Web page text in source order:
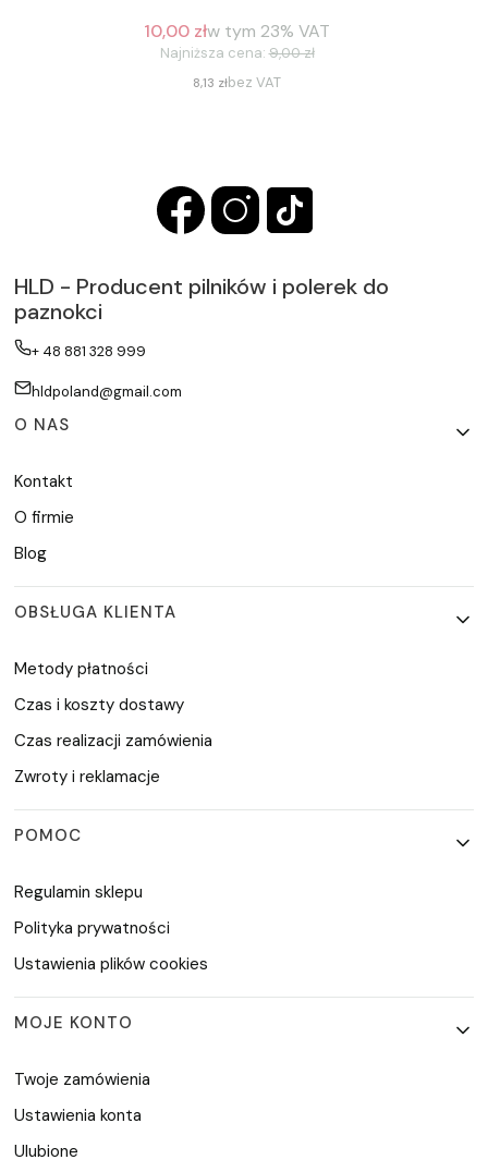
10,00 złw tym 23% VAT
Najniższa cena: 9,00 zł
Cena
8,13 złbez VAT
HLD - Producent pilników i polerek do
paznokci
+ 48 881 328 999
hldpoland@gmail.com
Linki w stopce
O NAS
Kontakt
O firmie
Blog
OBSŁUGA KLIENTA
Metody płatności
Czas i koszty dostawy
Czas realizacji zamówienia
Zwroty i reklamacje
POMOC
Regulamin sklepu
Polityka prywatności
Ustawienia plików cookies
MOJE KONTO
Twoje zamówienia
Ustawienia konta
Ulubione